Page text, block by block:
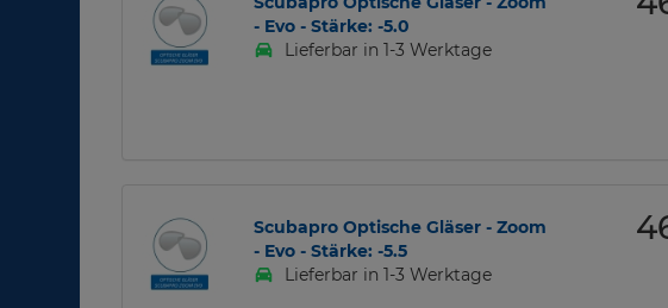
- Evo - Stärke: -5.0
Lieferbar in 1-3 Werktage
Scubapro Optische Gläser - Zoom
- Evo - Stärke: -5.5
Lieferbar in 1-3 Werktage